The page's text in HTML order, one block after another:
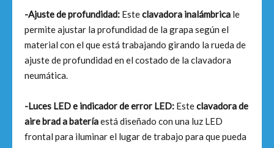
-Ajuste de profundidad: Esteclavadora inalámbrica le
permite ajustar la profundidad de la grapa según el
material con el que está trabajando girando la rueda de
ajuste de profundidad en el costado de la clavadora
neumática.
-Luces LED e indicador de error LED: Esteclavadora de
aire brad a bateríaestá diseñado con una luz LED
frontal para iluminar el lugar de trabajo para que pueda